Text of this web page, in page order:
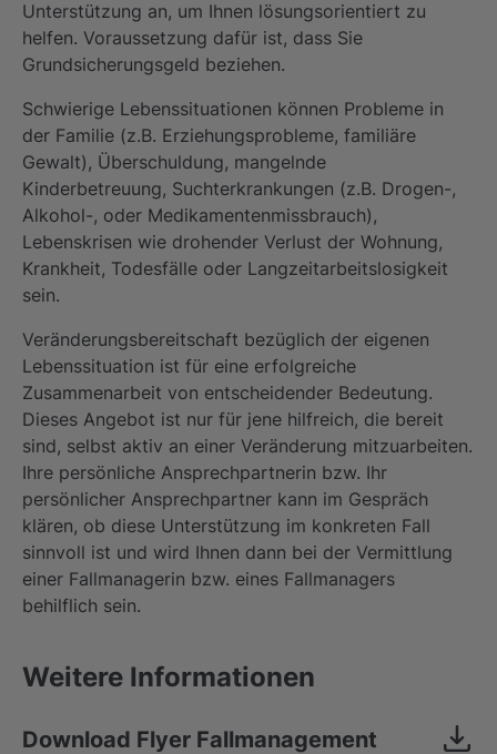
Unterstützung an, um Ihnen lösungsorientiert zu
helfen. Voraussetzung dafür ist, dass Sie
Grundsicherungsgeld beziehen.
Schwierige Lebenssituationen können Probleme in
der Familie (z.B. Erziehungsprobleme, familiäre
Gewalt), Überschuldung, mangelnde
Kinderbetreuung, Suchterkrankungen (z.B. Drogen-,
Alkohol-, oder Medikamentenmissbrauch),
Lebenskrisen wie drohender Verlust der Wohnung,
Krankheit, Todesfälle oder Langzeitarbeitslosigkeit
sein.
Veränderungsbereitschaft bezüglich der eigenen
Lebenssituation ist für eine erfolgreiche
Zusammenarbeit von entscheidender Bedeutung.
Dieses Angebot ist nur für jene hilfreich, die bereit
sind, selbst aktiv an einer Veränderung mitzuarbeiten.
Ihre persönliche Ansprechpartnerin bzw. Ihr
persönlicher Ansprechpartner kann im Gespräch
klären, ob diese Unterstützung im konkreten Fall
sinnvoll ist und wird Ihnen dann bei der Vermittlung
einer Fallmanagerin bzw. eines Fallmanagers
behilflich sein.
Weitere Informationen
Download Flyer Fallmanagement